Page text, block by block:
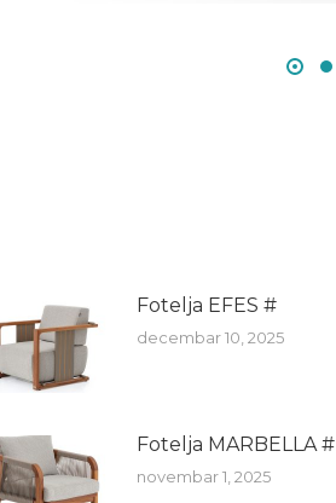
Fotelja EFES #
decembar 10, 2025
Fotelja MARBELLA #
novembar 1, 2025